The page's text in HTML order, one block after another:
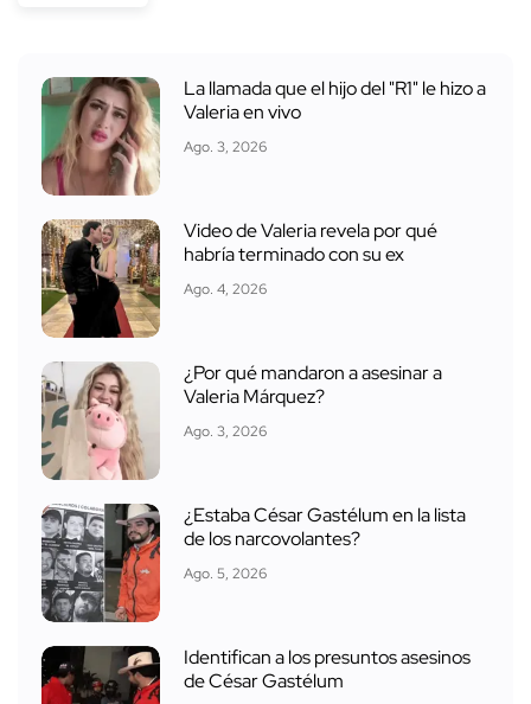
La llamada que el hijo del "R1" le hizo a
Valeria en vivo
Ago. 3, 2026
Video de Valeria revela por qué
habría terminado con su ex
Ago. 4, 2026
¿Por qué mandaron a asesinar a
Valeria Márquez?
Ago. 3, 2026
¿Estaba César Gastélum en la lista
de los narcovolantes?
Ago. 5, 2026
Identifican a los presuntos asesinos
de César Gastélum